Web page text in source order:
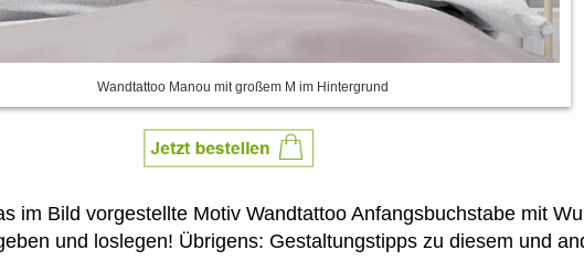
Wandtattoo Manou mit großem M im Hintergrund
im Bild vorgestellte Motiv Wandtattoo Anfangsbuchstabe mit
und loslegen! Übrigens: Gestaltungstipps zu diesem und